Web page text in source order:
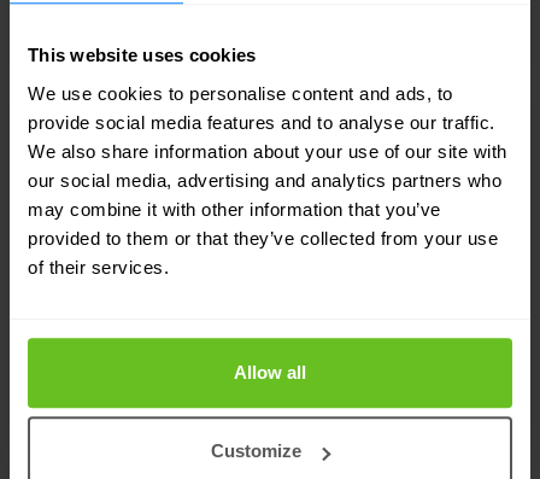
This website uses cookies
We use cookies to personalise content and ads, to
provide social media features and to analyse our traffic.
We also share information about your use of our site with
our social media, advertising and analytics partners who
may combine it with other information that you’ve
provided to them or that they’ve collected from your use
of their services.
Allow all
Customize
Top 5 Angriffsflächen und Top 5
Angriffsvektoren
Welche IT-Security gegen die Top 5
Angriffsflächen und Top 5 Angriffsvektoren?